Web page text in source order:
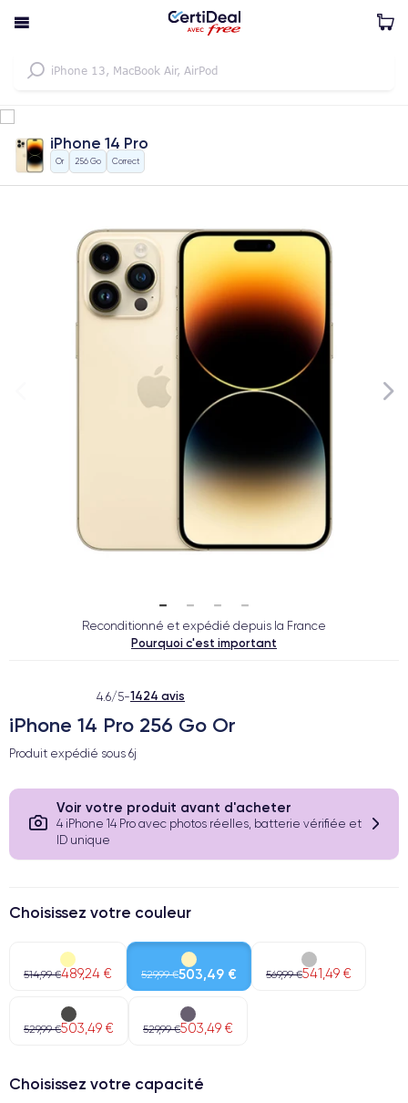
iPhone 14 Pro
Or 256 Go Correct
Reconditionné et expédié depuis la France
Pourquoi c'est important
4.6/5-1424 avis
iPhone 14 Pro 256 Go Or
Produit expédié sous 6j
Voir votre produit avant d'acheter
4 iPhone 14 Pro avec photos réelles, batterie vérifiée et
ID unique
Choisissez votre couleur
514,99 €489,24 € 529,99 €503,49 € 569,99 €541,49 €
529,99 €503,49 € 529,99 €503,49 €
Choisissez votre capacité